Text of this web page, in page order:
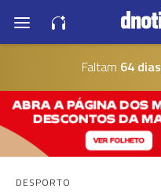
Faltam 64 dias
DESPORTO